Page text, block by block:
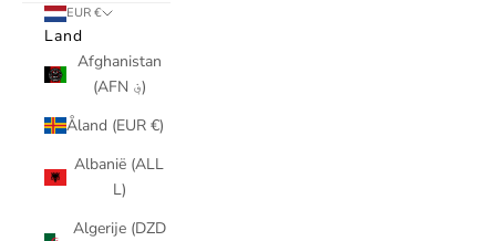
EUR €
Land
Afghanistan
(AFN ؋)
Åland (EUR €)
Albanië (ALL
L)
Algerije (DZD